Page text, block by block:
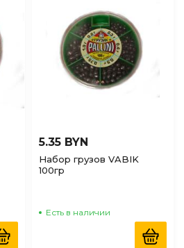
5.35 BYN
Набор грузов VABIK
100гр
Есть в наличии